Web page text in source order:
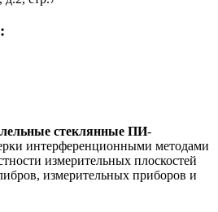
стеклянные ПИ-
интерференционными методами
измерительных плоскостей
измерительных приборов и